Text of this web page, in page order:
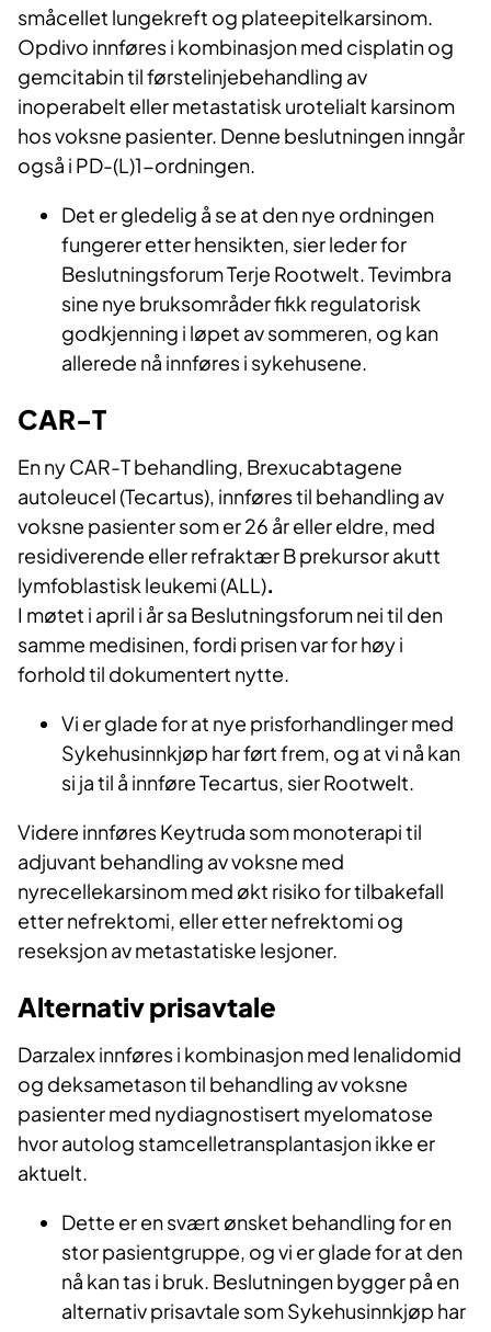
småcellet lungekreft og plateepitelkarsinom.
Opdivo innføres i kombinasjon med cisplatin og
gemcitabin til førstelinjebehandling av
inoperabelt eller metastatisk urotelialt karsinom
hos voksne pasienter. Denne beslutningen inngår
også i PD-(L)1-ordningen.
Det er gledelig å se at den nye ordningen
fungerer etter hensikten, sier leder for
Beslutningsforum Terje Rootwelt. Tevimbra
sine nye bruksområder fikk regulatorisk
godkjenning i løpet av sommeren, og kan
allerede nå innføres i sykehusene.
CAR-T
En ny CAR-T behandling, Brexucabtagene
autoleucel (Tecartus), innføres til behandling av
voksne pasienter som er 26 år eller eldre, med
residiverende eller refraktær B prekursor akutt
lymfoblastisk leukemi (ALL).
I møtet i april i år sa Beslutningsforum nei til den
samme medisinen, fordi prisen var for høy i
forhold til dokumentert nytte.
Vi er glade for at nye prisforhandlinger med
Sykehusinnkjøp har ført frem, og at vi nå kan
si ja til å innføre Tecartus, sier Rootwelt.
Videre innføres Keytruda som monoterapi til
adjuvant behandling av voksne med
nyrecellekarsinom med økt risiko for tilbakefall
etter nefrektomi, eller etter nefrektomi og
reseksjon av metastatiske lesjoner.
Alternativ prisavtale
Darzalex innføres i kombinasjon med lenalidomid
og deksametason til behandling av voksne
pasienter med nydiagnostisert myelomatose
hvor autolog stamcelletransplantasjon ikke er
aktuelt.
Dette er en svært ønsket behandling for en
stor pasientgruppe, og vi er glade for at den
nå kan tas i bruk. Beslutningen bygger på en
alternativ prisavtale som Sykehusinnkjøp har